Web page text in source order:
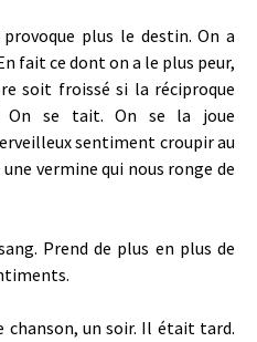
plus le destin. On a
fait ce dont on a le plus peur,
soit froissé si la réciproque
On se tait. On se la joue
sentiment croupir au
vermine qui nous ronge de
Prend de plus en plus de
un soir. Il était tard.